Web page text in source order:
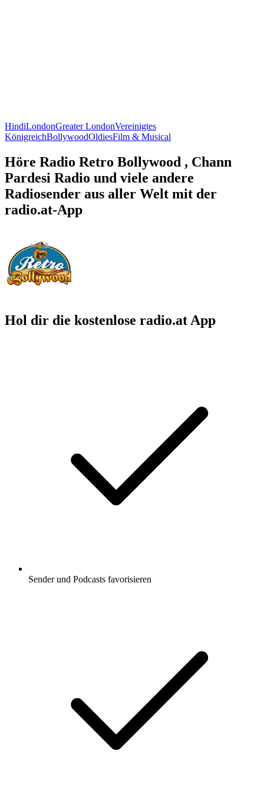
HindiLondonGreater LondonVereinigtes
KönigreichBollywoodOldiesFilm & Musical
Höre Radio Retro Bollywood , Chann
Pardesi Radio und viele andere
Radiosender aus aller Welt mit der
radio.at-App
Hol dir die kostenlose radio.at App
Sender und Podcasts favorisieren